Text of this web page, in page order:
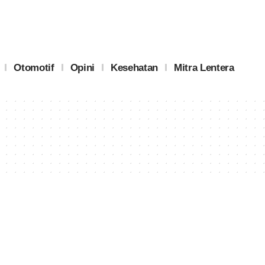
Otomotif Opini Kesehatan Mitra Lentera